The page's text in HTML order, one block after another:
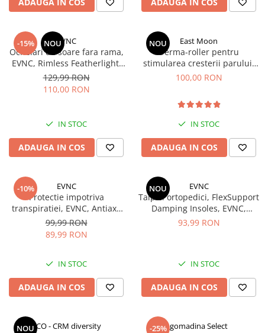
-15% NOUEVNC
Ochelari de soare fara rama,
EVNC, Rimless Featherlight,
unisex
129,99 RON
110,00 RON
IN STOC
ADAUGA IN COS
NOU East Moon
Derma-roller pentru
stimularea cresterii parului,
scalp si barba, Beard Roller
100,00 RON
IN STOC
ADAUGA IN COS
-10% EVNC
Protectie impotriva
transpiratiei, EVNC, Antiaxa
Shield, absoarbe eficient
transpiratia
99,99 RON
89,99 RON
IN STOC
ADAUGA IN COS
NOU EVNC
Talpici ortopedici, FlexSupport
Damping Insoles, EVNC,
absorbție de soc si ventilație,
93,99 RON
IN STOC
ADAUGA IN COS
NOUCCO - CRM diversity -25% gomadina Select